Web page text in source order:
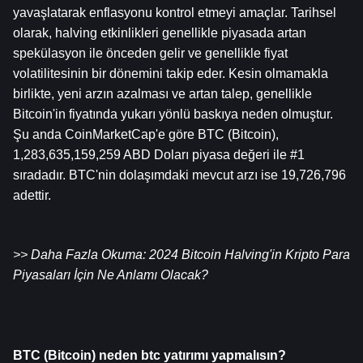
yavaşlatarak enflasyonu kontrol etmeyi amaçlar. Tarihsel
olarak, halving etkinlikleri genellikle piyasada artan
spekülasyon ile önceden gelir ve genellikle fiyat
volatilitesinin bir dönemini takip eder. Kesin olmamakla
birlikte, yeni arzın azalması ve artan talep, genellikle
Bitcoin'in fiyatında yukarı yönlü baskıya neden olmuştur.
Şu anda CoinMarketCap'e göre BTC (Bitcoin),
1,283,635,159,259 ABD Doları piyasa değeri ile #1
sıradadır. BTC'nin dolaşımdaki mevcut arzı ise 19,726,796
adettir.
>> Daha Fazla Okuma: 2024 Bitcoin Halving'in Kripto Para
Piyasaları İçin Ne Anlamı Olacak?
BTC (Bitcoin) neden btc yatırımı yapmalısın?